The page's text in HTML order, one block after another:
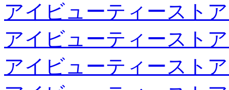
アイビューティースト
アイビューティースト
アイビューティースト